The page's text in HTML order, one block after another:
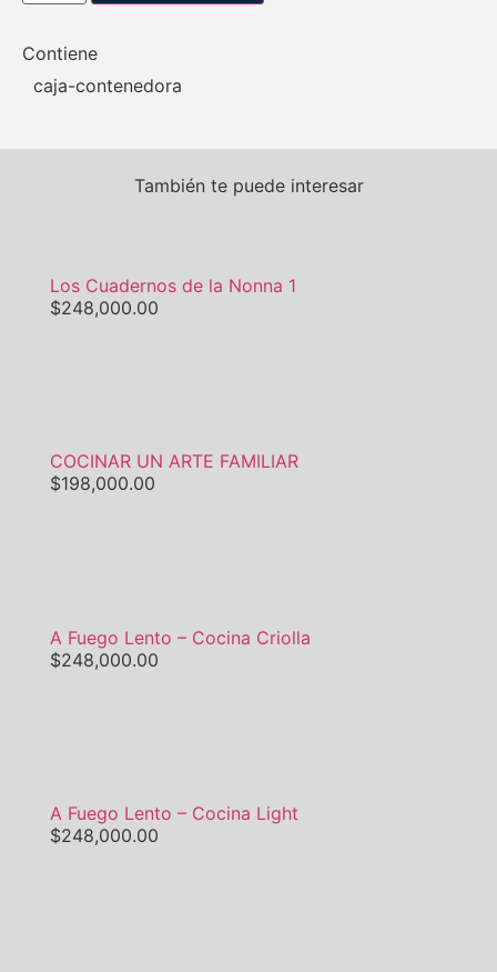
Contiene
caja-contenedora
También te puede interesar
Los Cuadernos de la Nonna 1
$248,000.00
COCINAR UN ARTE FAMILIAR
$198,000.00
A Fuego Lento – Cocina Criolla
$248,000.00
A Fuego Lento – Cocina Light
$248,000.00